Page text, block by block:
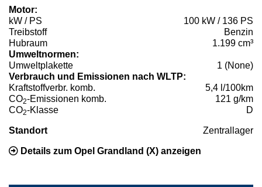
Motor:
kW / PS
100 kW / 136 PS
Treibstoff
Benzin
Hubraum
1.199 cm³
Umweltnormen:
Umweltplakette
1 (None)
Verbrauch und Emissionen nach WLTP:
Kraftstoffverbr. komb.
5,4 l/100km
CO2-Emissionen komb.
121 g/km
CO2-Klasse D
Standort Zentrallager
Details zum Opel Grandland (X) anzeigen